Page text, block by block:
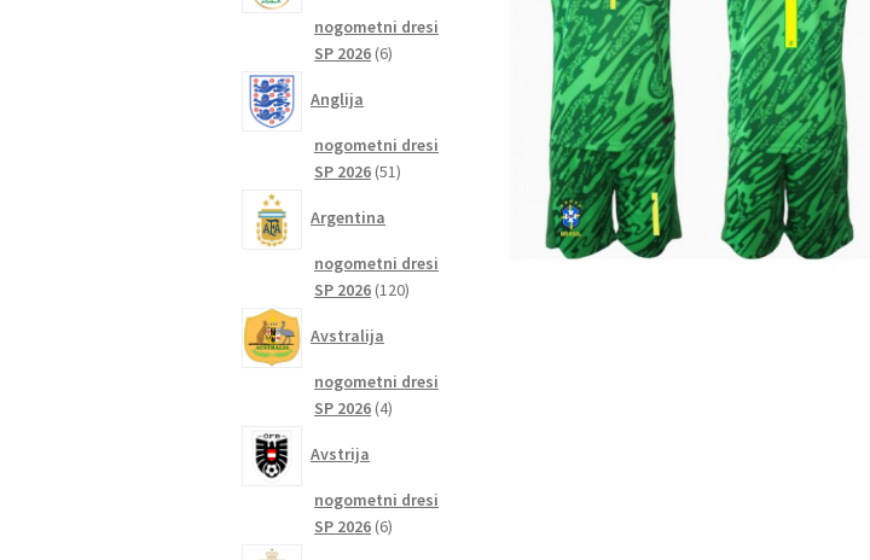
nogometni dresi
SP 2026 66
Anglija
nogometni dresi
SP 2026 5151
Argentina
nogometni dresi
SP 2026 120120
Avstralija
nogometni dresi
SP 2026 44
Avstrija
nogometni dresi
SP 2026 66